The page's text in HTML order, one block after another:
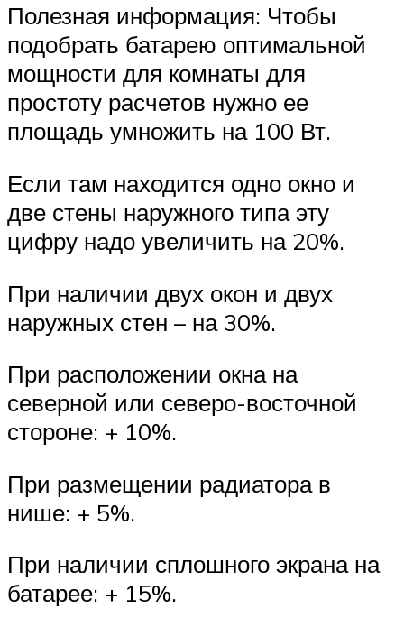
Полезная информация: Чтобы
подобрать батарею оптимальной
мощности для комнаты для
простоту расчетов нужно ее
площадь умножить на 100 Вт.
Если там находится одно окно и
две стены наружного типа эту
цифру надо увеличить на 20%.
При наличии двух окон и двух
наружных стен – на 30%.
При расположении окна на
северной или северо-восточной
стороне: + 10%.
При размещении радиатора в
нише: + 5%.
При наличии сплошного экрана на
батарее: + 15%.